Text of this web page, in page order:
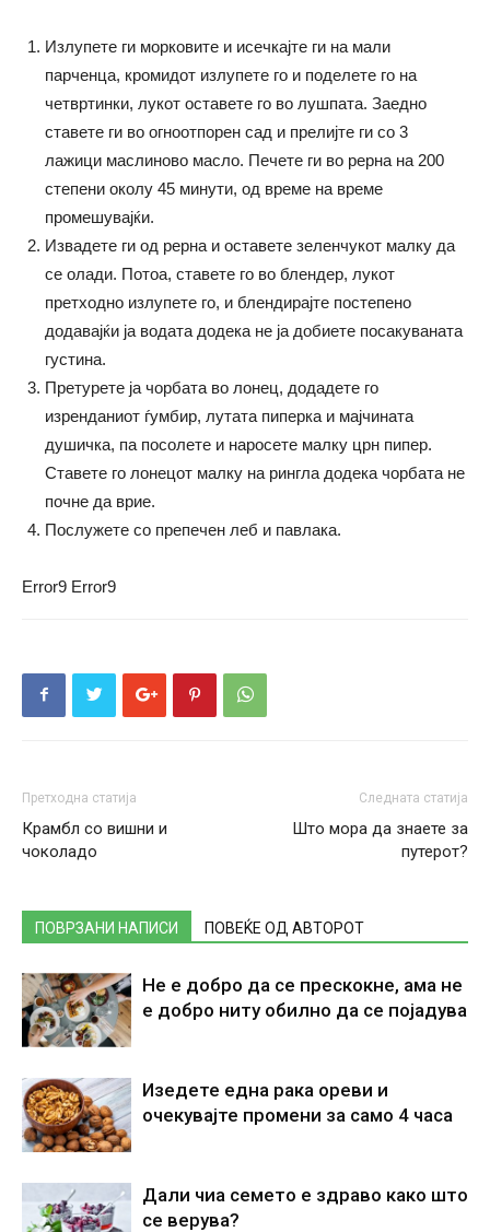
Излупете ги морковите и исечкајте ги на мали
парченца, кромидот излупете го и поделете го на
четвртинки, лукот оставете го во лушпата. Заедно
ставете ги во огноотпорен сад и прелијте ги со 3
лажици маслиново масло. Печете ги во рерна на 200
степени околу 45 минути, од време на време
промешувајќи.
Извадете ги од рерна и оставете зеленчукот малку да
се олади. Потоа, ставете го во блендер, лукот
претходно излупете го, и блендирајте постепено
додавајќи ја водата додека не ја добиете посакуваната
густина.
Претурете ја чорбата во лонец, додадете го
изренданиот ѓумбир, лутата пиперка и мајчината
душичка, па посолете и наросете малку црн пипер.
Ставете го лонецот малку на рингла додека чорбата не
почне да врие.
Послужете со препечен леб и павлака.
Error9 Error9
Претходна статија
Крамбл со вишни и
чоколадо
Следната статија
Што мора да знаете за
путерот?
ПОВРЗАНИ НАПИСИ ПОВЕЌЕ ОД АВТОРОТ
Не е добро да се прескокне, ама не
е добро ниту обилно да се појадува
Изедете една рака ореви и
очекувајте промени за само 4 часа
Дали чиа семето е здраво како што
се верува?